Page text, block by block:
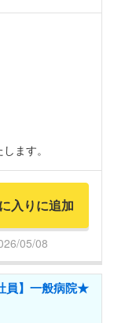
ます。
入りに追加
05/08
員】一般病院★